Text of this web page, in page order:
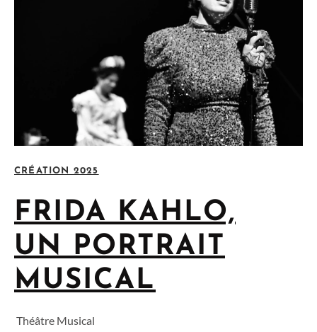
CRÉATION 2025
FRIDA KAHLO,
UN PORTRAIT
MUSICAL
Théâtre Musical